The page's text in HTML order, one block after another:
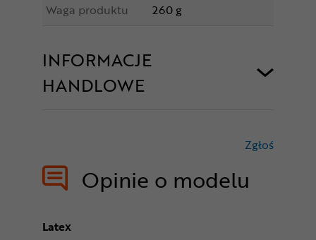
Waga produktu
260 g
INFORMACJE
HANDLOWE
Opinie o modelu
Zgłoś
Latex